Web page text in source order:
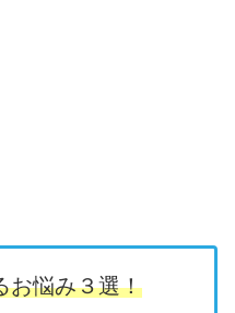
お悩み３選！